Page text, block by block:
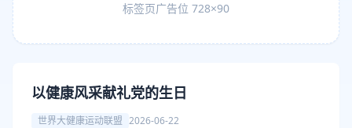
标签页广告位 728×90
以健康风采献礼党的生日
世界大健康运动联盟 2026-06-22